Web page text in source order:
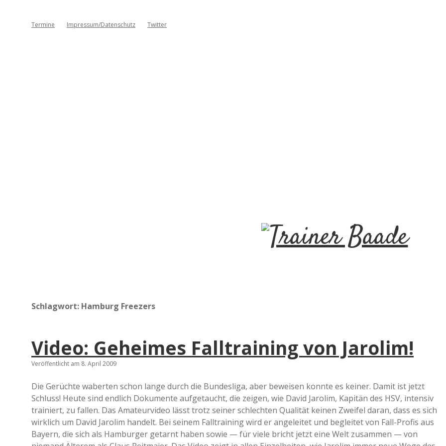
Termine Impressum/Datenschutz Twitter
T
n
e
r
Schlagwort: Hamburg Freezers
Video: Geheimes Falltraining von Jarolim!
Veröffentlicht am 8. April 2009
Die Gerüchte waberten schon lange durch die Bundesliga, aber beweisen konnte es keiner. Damit ist jetzt
Schluss! Heute sind endlich Dokumente aufgetaucht, die zeigen, wie David Jarolim, Kapitän des HSV, intensiv
trainiert, zu fallen. Das Amateurvideo lässt trotz seiner schlechten Qualität keinen Zweifel daran, dass es sich
wirklich um David Jarolim handelt. Bei seinem Falltraining wird er angeleitet und begleitet von Fall-Profis aus
Bayern, die sich als Hamburger getarnt haben sowie — für viele bricht jetzt eine Welt zusammen — von